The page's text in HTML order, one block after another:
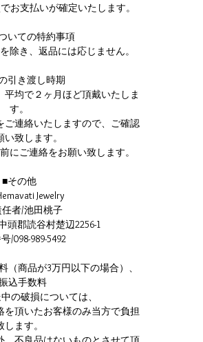
お支払いが確定いたします。
いての特約事項
除き、返品には応じません。
引き渡し時期
均で２ヶ月ほど頂戴いたしま
す。
ご連絡いたしますので、ご確認
い致します。
にご連絡をお願い致します。
■その他
Jewelry
者/池田桃子
頭郡読谷村楚辺2256-1
/098-989-5492
（商品が3万円以下の場合）、
込手数料
の破損については、
頂いたお客様のみ当方で負担
します。